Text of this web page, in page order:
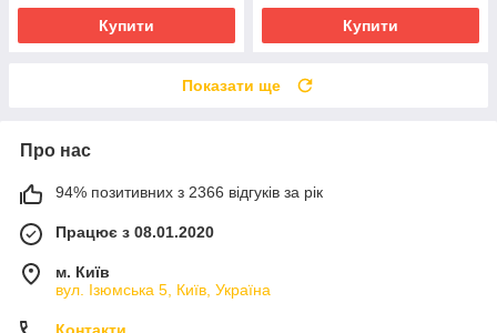
Купити Купити
Показати ще
Про нас
94% позитивних з 2366 відгуків за рік
Працює з 08.01.2020
м. Київ
вул. Ізюмська 5, Київ, Україна